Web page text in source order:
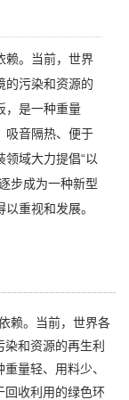
赖。当前，世界
的污染和资源的
，是一种重量
吸音隔热、便于
域大力提倡“以
步成为一种新型
重视和发展。
赖。当前，世界各
染和资源的再生利
量轻、用料少、
回收利用的绿色环